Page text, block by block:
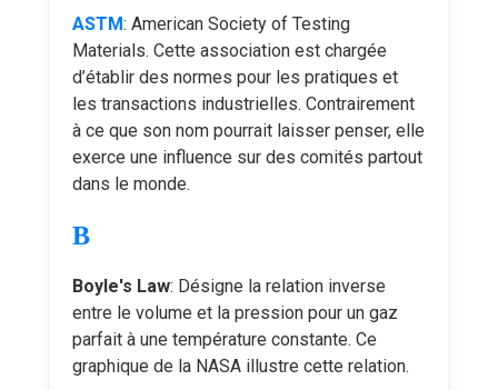
ASTM: American Society of Testing
Materials. Cette association est chargée
d’établir des normes pour les pratiques et
les transactions industrielles. Contrairement
à ce que son nom pourrait laisser penser, elle
exerce une influence sur des comités partout
dans le monde.
B
Boyle's Law: Désigne la relation inverse
entre le volume et la pression pour un gaz
parfait à une température constante. Ce
graphique de la NASA illustre cette relation.